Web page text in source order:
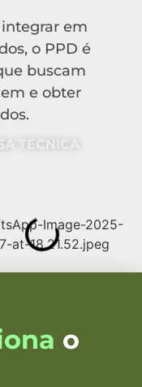
em
o PPD é
buscam
e obter
TÉCNICA
o